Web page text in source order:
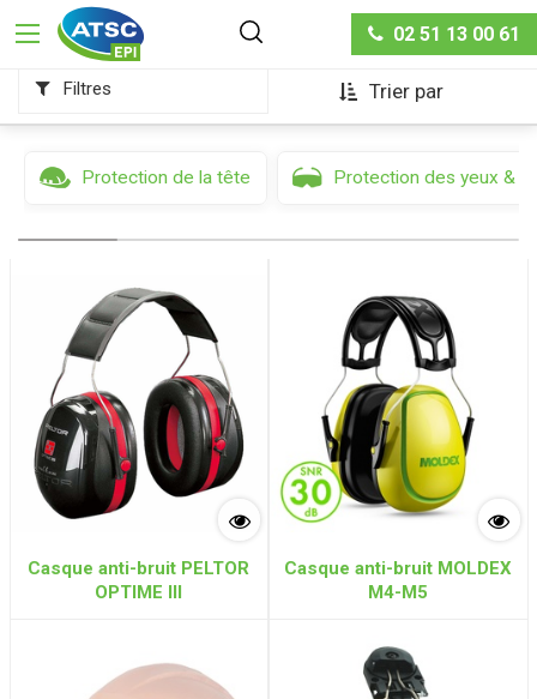
02 51 13 00 61
Protection auditive Casques & coquilles anti-bruit
Filtres Trier par
Protection de la tête Protection des yeux &
Casque anti-bruit PELTOR
OPTIME III
Casque anti-bruit MOLDEX
M4-M5